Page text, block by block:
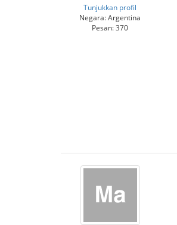
Tunjukkan profil
Negara: Argentina
Pesan: 370